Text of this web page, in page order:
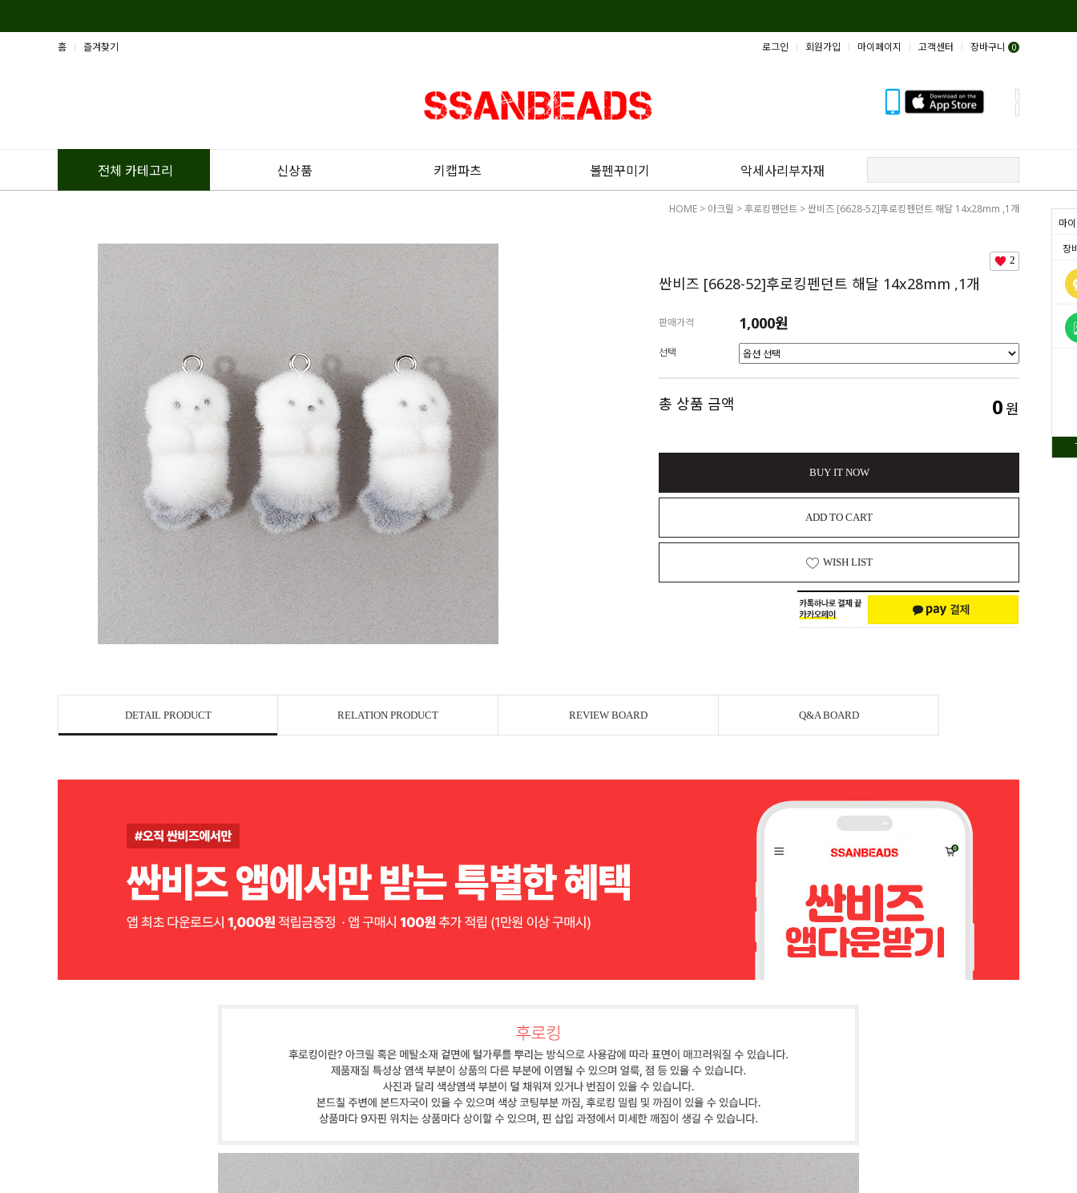
마
장
홈 즐겨찾기 로그인 회원가입 마이페이지 고객센터 장바구니 0
전체 카테고리 신상품 키캡파츠 볼펜꾸미기 악세사리부자재
HOME > 아크릴 >후로킹펜던트 > 싼비즈 [6628-52]후로킹펜던트 해달 14x28mm ,1개
2
싼비즈 [6628-52]후로킹펜던트 해달 14x28mm ,1개
판매가격 1,000원
선택
총 상품 금액 0원
BUY IT NOW
ADD TO CART
WISH LIST
DETAIL PRODUCT RELATION PRODUCT REVIEW BOARD Q&A BOARD